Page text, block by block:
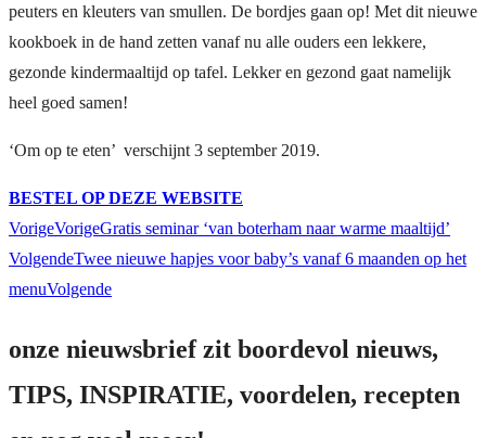
peuters en kleuters van smullen. De bordjes gaan op! Met dit nieuwe
kookboek in de hand zetten vanaf nu alle ouders een lekkere,
gezonde kindermaaltijd op tafel. Lekker en gezond gaat namelijk
heel goed samen!
‘Om op te eten’ verschijnt 3 september 2019.
BESTEL OP DEZE WEBSITE
VorigeVorigeGratis seminar ‘van boterham naar warme maaltijd’
VolgendeTwee nieuwe hapjes voor baby’s vanaf 6 maanden op het
menuVolgende
onze nieuwsbrief zit boordevol nieuws,
TIPS, INSPIRATIE, voordelen, recepten